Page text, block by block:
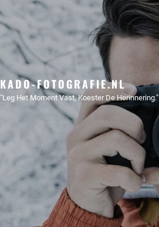
KADO-FOTOGRAFIE.NL
"Leg Het Moment Vast, Koester De Herinnering."